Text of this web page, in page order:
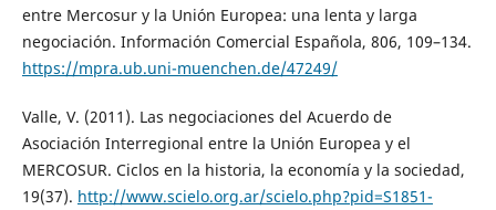
entre Mercosur y la Unión Europea: una lenta y larga
negociación. Información Comercial Española, 806, 109–134.
https://mpra.ub.uni-muenchen.de/47249/
Valle, V. (2011). Las negociaciones del Acuerdo de
Asociación Interregional entre la Unión Europea y el
MERCOSUR. Ciclos en la historia, la economía y la sociedad,
19(37). http://www.scielo.org.ar/scielo.php?pid=S1851-